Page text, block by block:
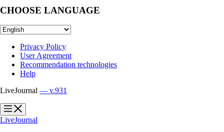
CHOOSE LANGUAGE
Privacy Policy
User Agreement
Recommendation technologies
Help
LiveJournal — v.931
?
?
LiveJournal